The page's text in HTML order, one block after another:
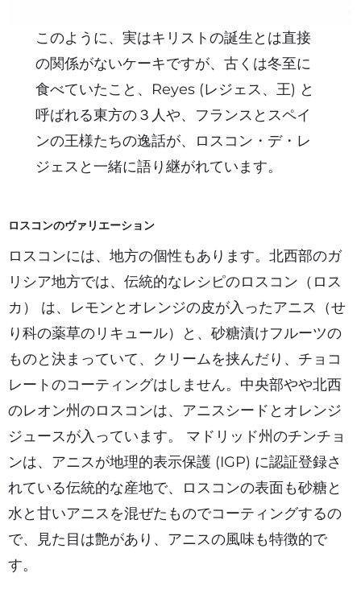
このように、実はキリストの誕生とは直接
の関係がないケーキですが、古くは冬至に
食べていたこと、Reyes (レジェス、王) と
呼ばれる東方の３人や、フランスとスペイ
ンの王様たちの逸話が、ロスコン・デ・レ
ジェスと一緒に語り継がれています。
ロスコンのヴァリエーション
ロスコンには、地方の個性もあります。北西部のガ
リシア地方では、伝統的なレシピのロスコン（ロス
カ） は、レモンとオレンジの皮が入ったアニス（せ
り科の薬草のリキュール）と、砂糖漬けフルーツの
ものと決まっていて、クリームを挟んだり、チョコ
レートのコーティングはしません。中央部やや北西
のレオン州のロスコンは、アニスシードとオレンジ
ジュースが入っています。 マドリッド州のチンチョ
ンは、アニスが地理的表示保護 (IGP) に認証登録さ
れている伝統的な産地で、ロスコンの表面も砂糖と
水と甘いアニスを混ぜたものでコーティングするの
で、見た目は艶があり、アニスの風味も特徴的で
す。